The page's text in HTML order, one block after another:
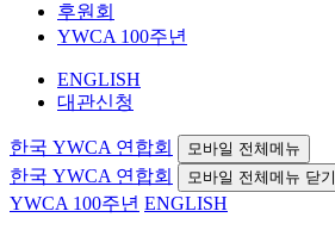
후원회
YWCA 100주년
ENGLISH
대관신청
한국 YWCA 연합회 모바일 전체메뉴
한국 YWCA 연합회 모바일 전체메뉴 닫기
YWCA 100주년 ENGLISH